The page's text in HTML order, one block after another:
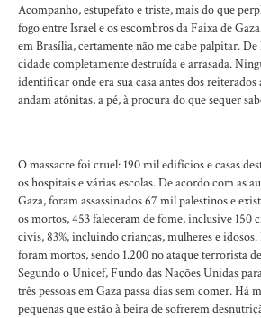
Acompanho, estupefato e triste, mais do que
fogo entre Israel e os escombros da Faixa de
em Brasília, certamente não me cabe palpitar. De
cidade completamente destruída e arrasada.
identificar onde era sua casa antes dos reiterados
andam atônitas, a pé, à procura do que sequer
O massacre foi cruel: 190 mil edifícios e casas
os hospitais e várias escolas. De acordo com as
Gaza, foram assassinados 67 mil palestinos e
os mortos, 453 faleceram de fome, inclusive 150
civis, 83%, incluindo crianças, mulheres e idosos.
foram mortos, sendo 1.200 no ataque terrorista
Segundo o Unicef, Fundo das Nações Unidas
três pessoas em Gaza passa dias sem comer. Há
pequenas que estão à beira de sofrerem